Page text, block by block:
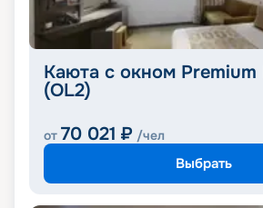
Каюта с окном Premium
(OL2)
от 70 021 ₽ /чел
Выбрать